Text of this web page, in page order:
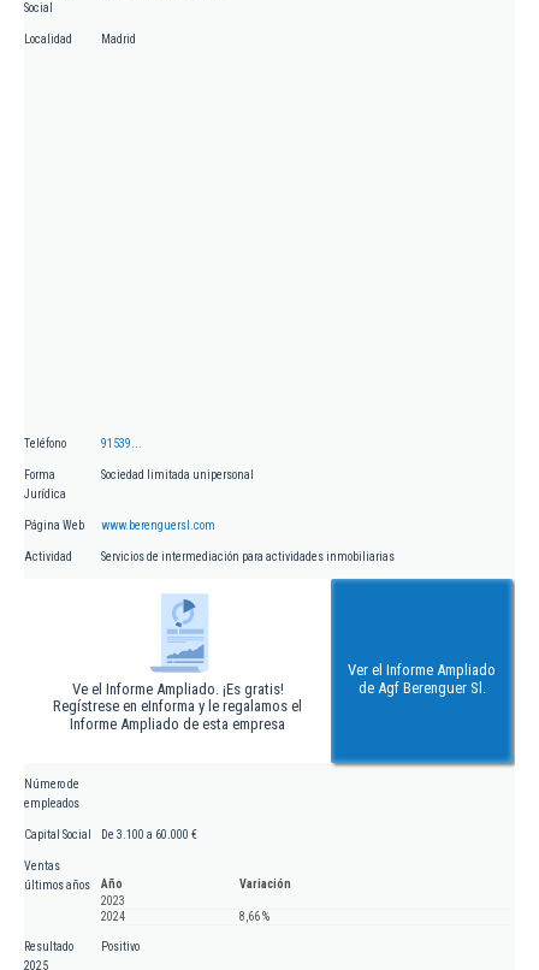
Social
Localidad Madrid
Teléfono 91539...
Forma
Jurídica
Sociedad limitada unipersonal
Página Web www.berenguersl.com
Actividad Servicios de intermediación para actividades inmobiliarias
Ve el Informe Ampliado. ¡Es gratis!
Regístrese en eInforma y le regalamos el
Informe Ampliado de esta empresa
Ver el Informe Ampliado
de Agf Berenguer Sl.
Número de
empleados
Capital Social De 3.100 a 60.000 €
Ventas
últimos años
Año
Variación
2023
2024
8,66 %
Resultado
2025
Positivo